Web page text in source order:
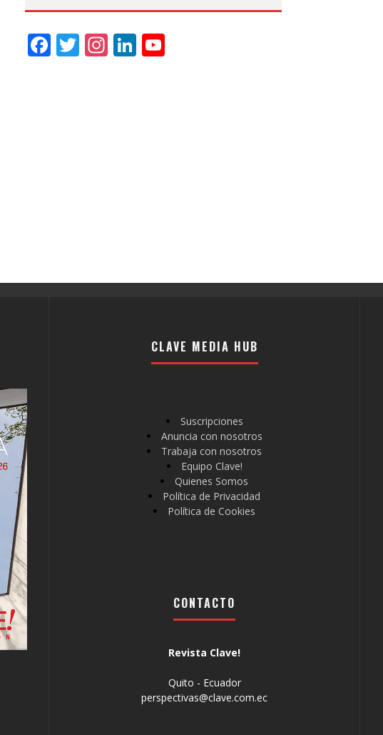
Facebook
Twitter
Instagram
LinkedIn
CLAVE MEDIA HUB
Suscripciones
Anuncia con nosotros
Trabaja con nosotros
Equipo Clave!
Quienes Somos
Política de Privacidad
Política de Cookies
CONTACTO
Revista Clave!
Quito - Ecuador
perspectivas@clave.com.ec